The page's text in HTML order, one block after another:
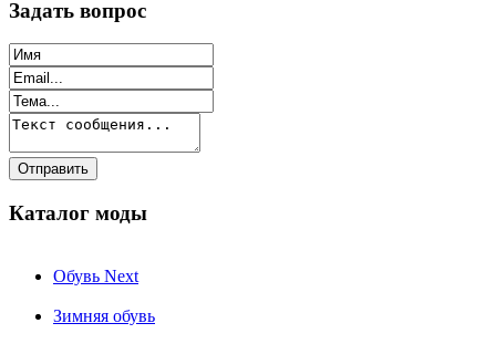
Задать вопрос
Каталог моды
Обувь Next
Зимняя обувь